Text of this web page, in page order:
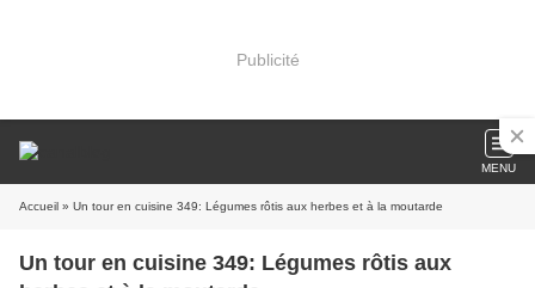
Publicité
MENU
Accueil » Un tour en cuisine 349: Légumes rôtis aux herbes et à la moutarde
Un tour en cuisine 349: Légumes rôtis aux